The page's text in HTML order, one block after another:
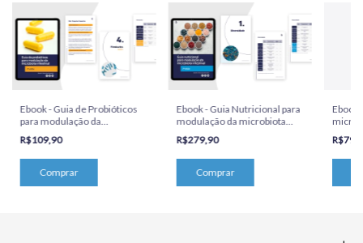
Ebook - Guia de Probióticos
para modulação da
microbiota intestinal (2ª
edição)
R$109,90
Ebook - Guia Nutricional para
modulação da microbiota
intestinal (2ª edição)
R$279,90
Ebook